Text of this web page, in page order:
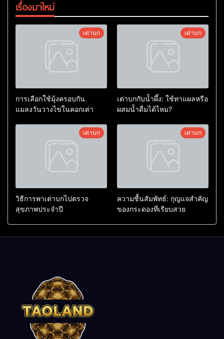
เรื่องมาใหม่
เต่าบก
การเลือกใช้มุ้งครอบกัน
แมลงวันวางไข่ในคอกเต่า
เต่าบก
เต่าบกกับน้ำผึ้ง: ใช้ทาแผลหรือ
ผสมน้ำดื่มได้ไหม?
เต่าบก
วิธีการพาเต่าบกไปตรวจ
สุขภาพประจำปี
เต่าบก
ความชื้นสัมพัทธ์: กุญแจสำคัญ
ของกระดองที่เรียบสวย